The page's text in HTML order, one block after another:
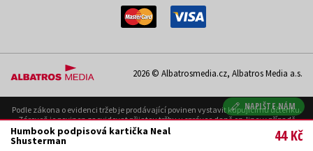
Humbook podpisová kartička Neal
Shusterman 44 Kč
NAPIŠTE NÁM
2026 © Albatrosmedia.cz, Albatros Media a.s.
Podle zákona o evidenci tržeb je prodávající povinen vystavit kupujícímu účtenku.
Zároveň je povinen zaevidovat přijatou tržbu u správce daně on-line; v případě
technického výpadku pak nejpozději do 48 hodin. Uvedené se týká pouze případů